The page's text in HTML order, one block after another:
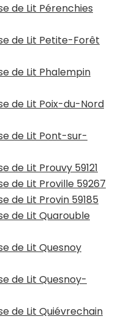
de Lit Pérenchies
de Lit Petite-Forêt
de Lit Phalempin
de Lit Poix-du-Nord
de Lit Pont-sur-
de Lit Prouvy 59121
de Lit Proville 59267
de Lit Provin 59185
de Lit Quarouble
de Lit Quesnoy
de Lit Quesnoy-
de Lit Quiévrechain